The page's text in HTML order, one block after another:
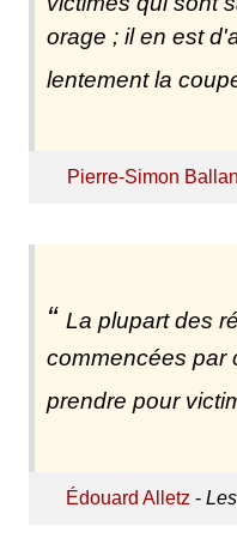
orage ; il en est
lentement la
Pierre-Simon
La plupart des
commencées par
prendre pour
Édouard Alletz -